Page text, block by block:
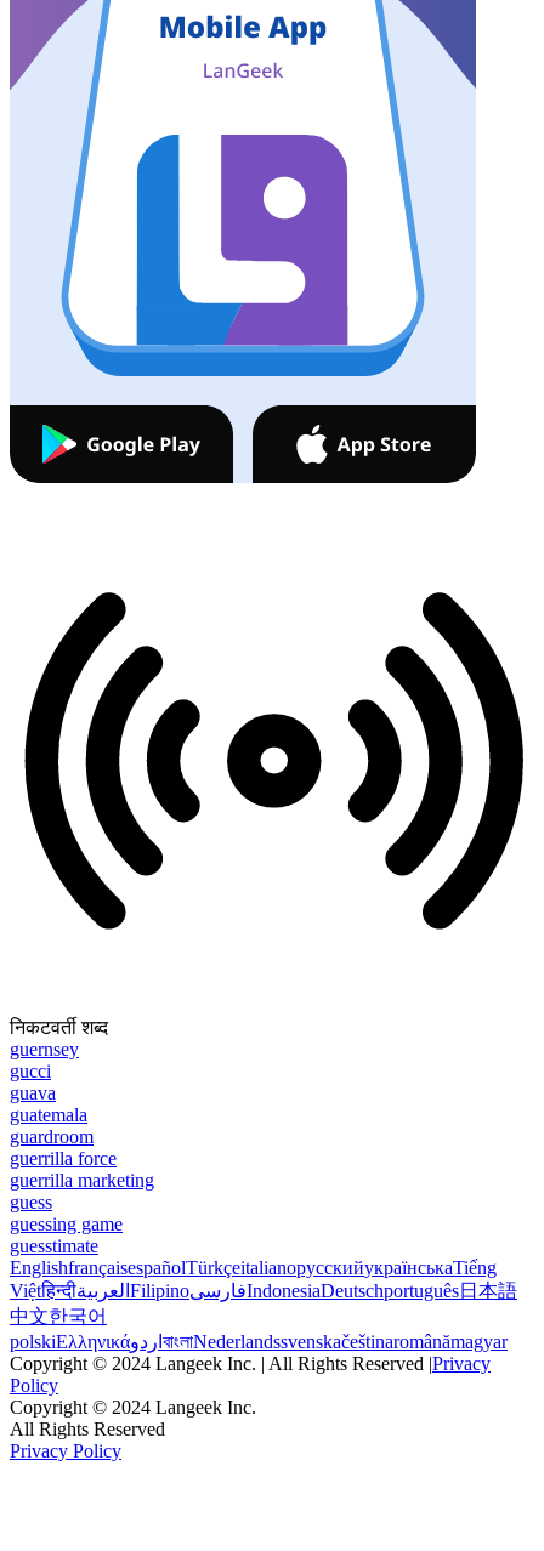
निकटवर्ती शब्द
guernsey
gucci
guava
guatemala
guardroom
guerrilla force
guerrilla marketing
guess
guessing game
guesstimate
EnglishfrançaisespañolTürkçeitalianoрусскийукраїнськаTiếng
Việtहिन्दीالعربية FilipinoفارسیIndonesiaDeutschportuguês日本語
中文한국어
polskiΕλληνικάاردو বাংলাNederlandssvenskačeštinaromânămagyar
Copyright © 2024 Langeek Inc. | All Rights Reserved |Privacy
Policy
Copyright © 2024 Langeek Inc.
All Rights Reserved
Privacy Policy